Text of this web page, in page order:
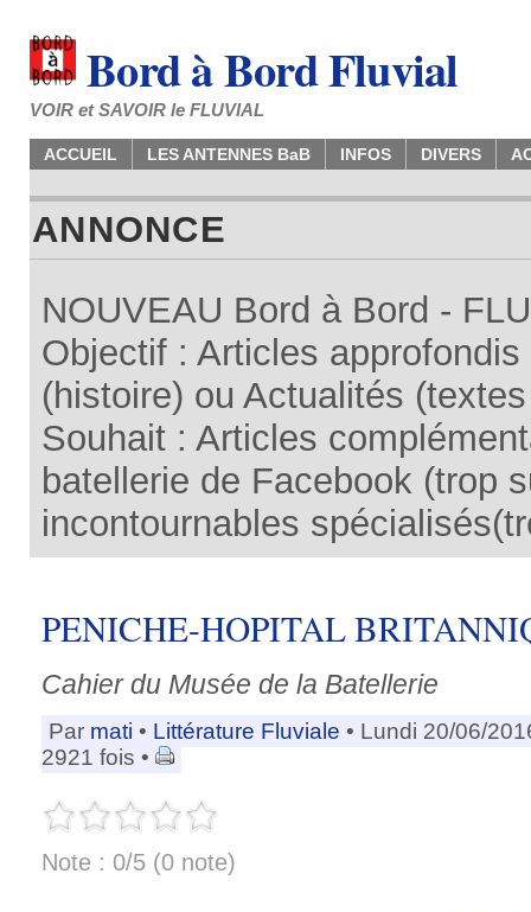
Bord à Bord Fluvial
VOIR et SAVOIR le FLUVIAL
ACCUEIL LES ANTENNES BaB INFOS DIVERS
ANNONCE
NOUVEAU Bord à Bord -
Objectif : Articles
(histoire) ou Actualités
Souhait : Articles
batellerie de Facebook (trop
incontournables
PENICHE-HOPITAL
Cahier du Musée de la Batellerie
Par mati • Littérature Fluviale • Lundi 20/06/
2921 fois •
Note : 0/5 (0 note)